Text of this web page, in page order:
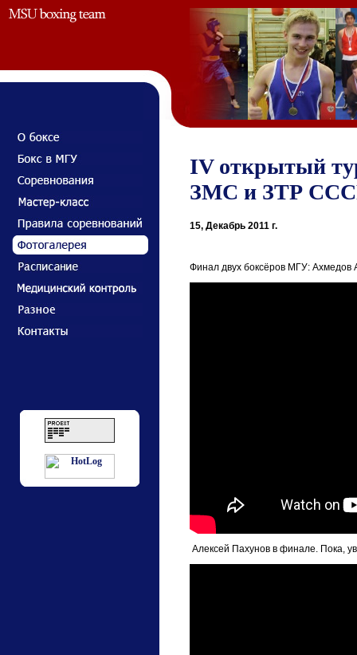
IV открытый
ЗМС и ЗТР СССР
15, Декабрь 2011 г.
Финал двух боксёров МГУ: Ахмедов
Алексей Пахунов в финале. Пока,